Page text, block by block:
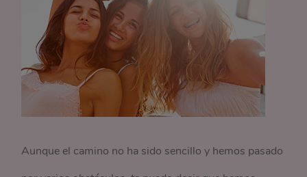
Aunque el camino no ha sido sencillo y hemos pasado